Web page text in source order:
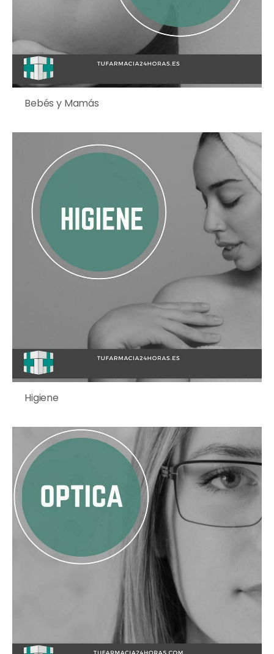
Bebés y Mamás
Higiene